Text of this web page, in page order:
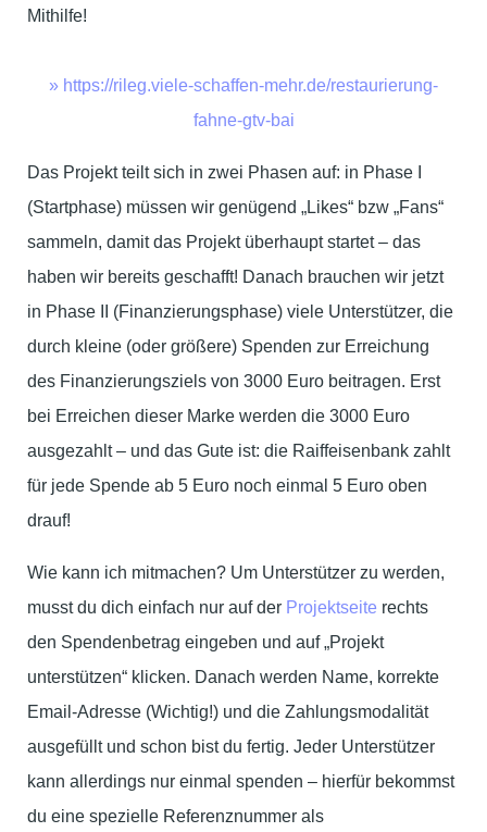
Mithilfe!
» https://rileg.viele-schaffen-mehr.de/restaurierung-
fahne-gtv-bai
Das Projekt teilt sich in zwei Phasen auf: in Phase I
(Startphase) müssen wir genügend „Likes“ bzw „Fans“
sammeln, damit das Projekt überhaupt startet – das
haben wir bereits geschafft! Danach brauchen wir jetzt
in Phase II (Finanzierungsphase) viele Unterstützer, die
durch kleine (oder größere) Spenden zur Erreichung
des Finanzierungsziels von 3000 Euro beitragen. Erst
bei Erreichen dieser Marke werden die 3000 Euro
ausgezahlt – und das Gute ist: die Raiffeisenbank zahlt
für jede Spende ab 5 Euro noch einmal 5 Euro oben
drauf!
Wie kann ich mitmachen? Um Unterstützer zu werden,
musst du dich einfach nur auf der Projektseite rechts
den Spendenbetrag eingeben und auf „Projekt
unterstützen“ klicken. Danach werden Name, korrekte
Email-Adresse (Wichtig!) und die Zahlungsmodalität
ausgefüllt und schon bist du fertig. Jeder Unterstützer
kann allerdings nur einmal spenden – hierfür bekommst
du eine spezielle Referenznummer als